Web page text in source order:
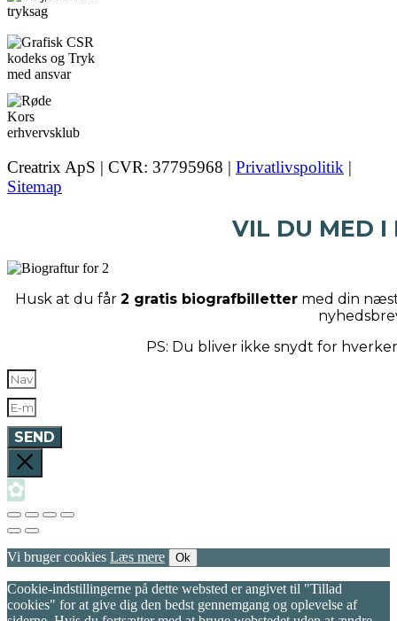
Creatrix ApS | CVR: 37795968 | Privatlivspolitik |
Sitemap
VIL DU MED I
Husk at du får 2 gratis biografbillettermed din
PS: Du bliver ikke snydt for
SEND
✿
Vi bruger cookies Læs mere Ok
Cookie-indstillingerne på dette websted er angivet til "Tillad
cookies" for at give dig den bedst gennemgang og oplevelse af